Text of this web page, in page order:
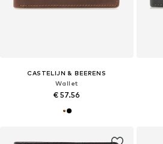
CASTELIJN & BEERENS
Wallet
€ 57.56